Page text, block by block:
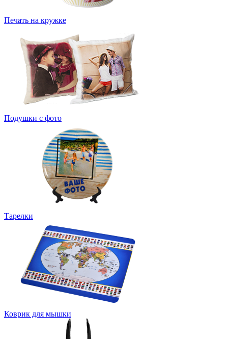
Печать на кружке
Подушки с фото
Тарелки
Коврик для мышки